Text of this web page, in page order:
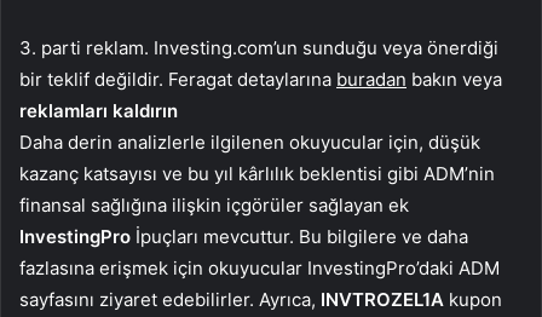
3. parti reklam. Investing.com’un sunduğu veya önerdiği
bir teklif değildir. Feragat detaylarına buradan bakın veya
reklamları kaldırın
Daha derin analizlerle ilgilenen okuyucular için, düşük
kazanç katsayısı ve bu yıl kârlılık beklentisi gibi ADM’nin
finansal sağlığına ilişkin içgörüler sağlayan ek
InvestingPro İpuçları mevcuttur. Bu bilgilere ve daha
fazlasına erişmek için okuyucular InvestingPro’daki ADM
sayfasını ziyaret edebilirler. Ayrıca, INVTROZEL1A kupon